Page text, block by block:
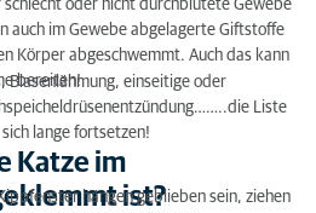
oder nicht durchblutete Gewebe
auch im Gewebe abgelagerte Giftstoffe
Körper abgeschwemmt. Auch das kann
bereiten!
Blasenlähmung, einseitige oder
Liste
lange fortsetzen!
Katze im
ist?
hängen geblieben sein, ziehen